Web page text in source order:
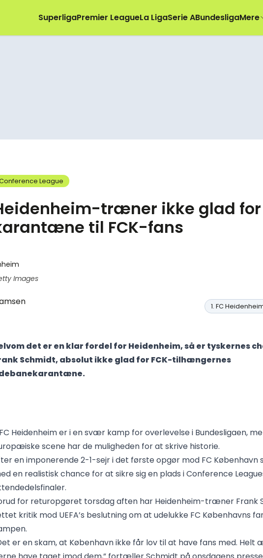
SuperligaPremier LeagueLa LigaSerie ABundesligaMere
League
træner ikke glad for
til FCK-fans
Images
1. FC
det er en klar fordel for Heidenheim, så er tyskernes
Schmidt, absolut ikke glad for FCK-tilhængernes
FC Heidenheim er i en svær kamp for overlevelse i Bundesligaen,
scene har de muligheden for at skrive historie.
en imponerende 2-1-sejr i det første opgør mod FC København
en realistisk chance for at sikre sig en plads i Conference
for returopgøret torsdag aften har Heidenheim-træner Frank
kritik mod UEFA’s beslutning om at udelukke FC Københavns
er en skam, at København ikke får lov til at have fans med. Helt